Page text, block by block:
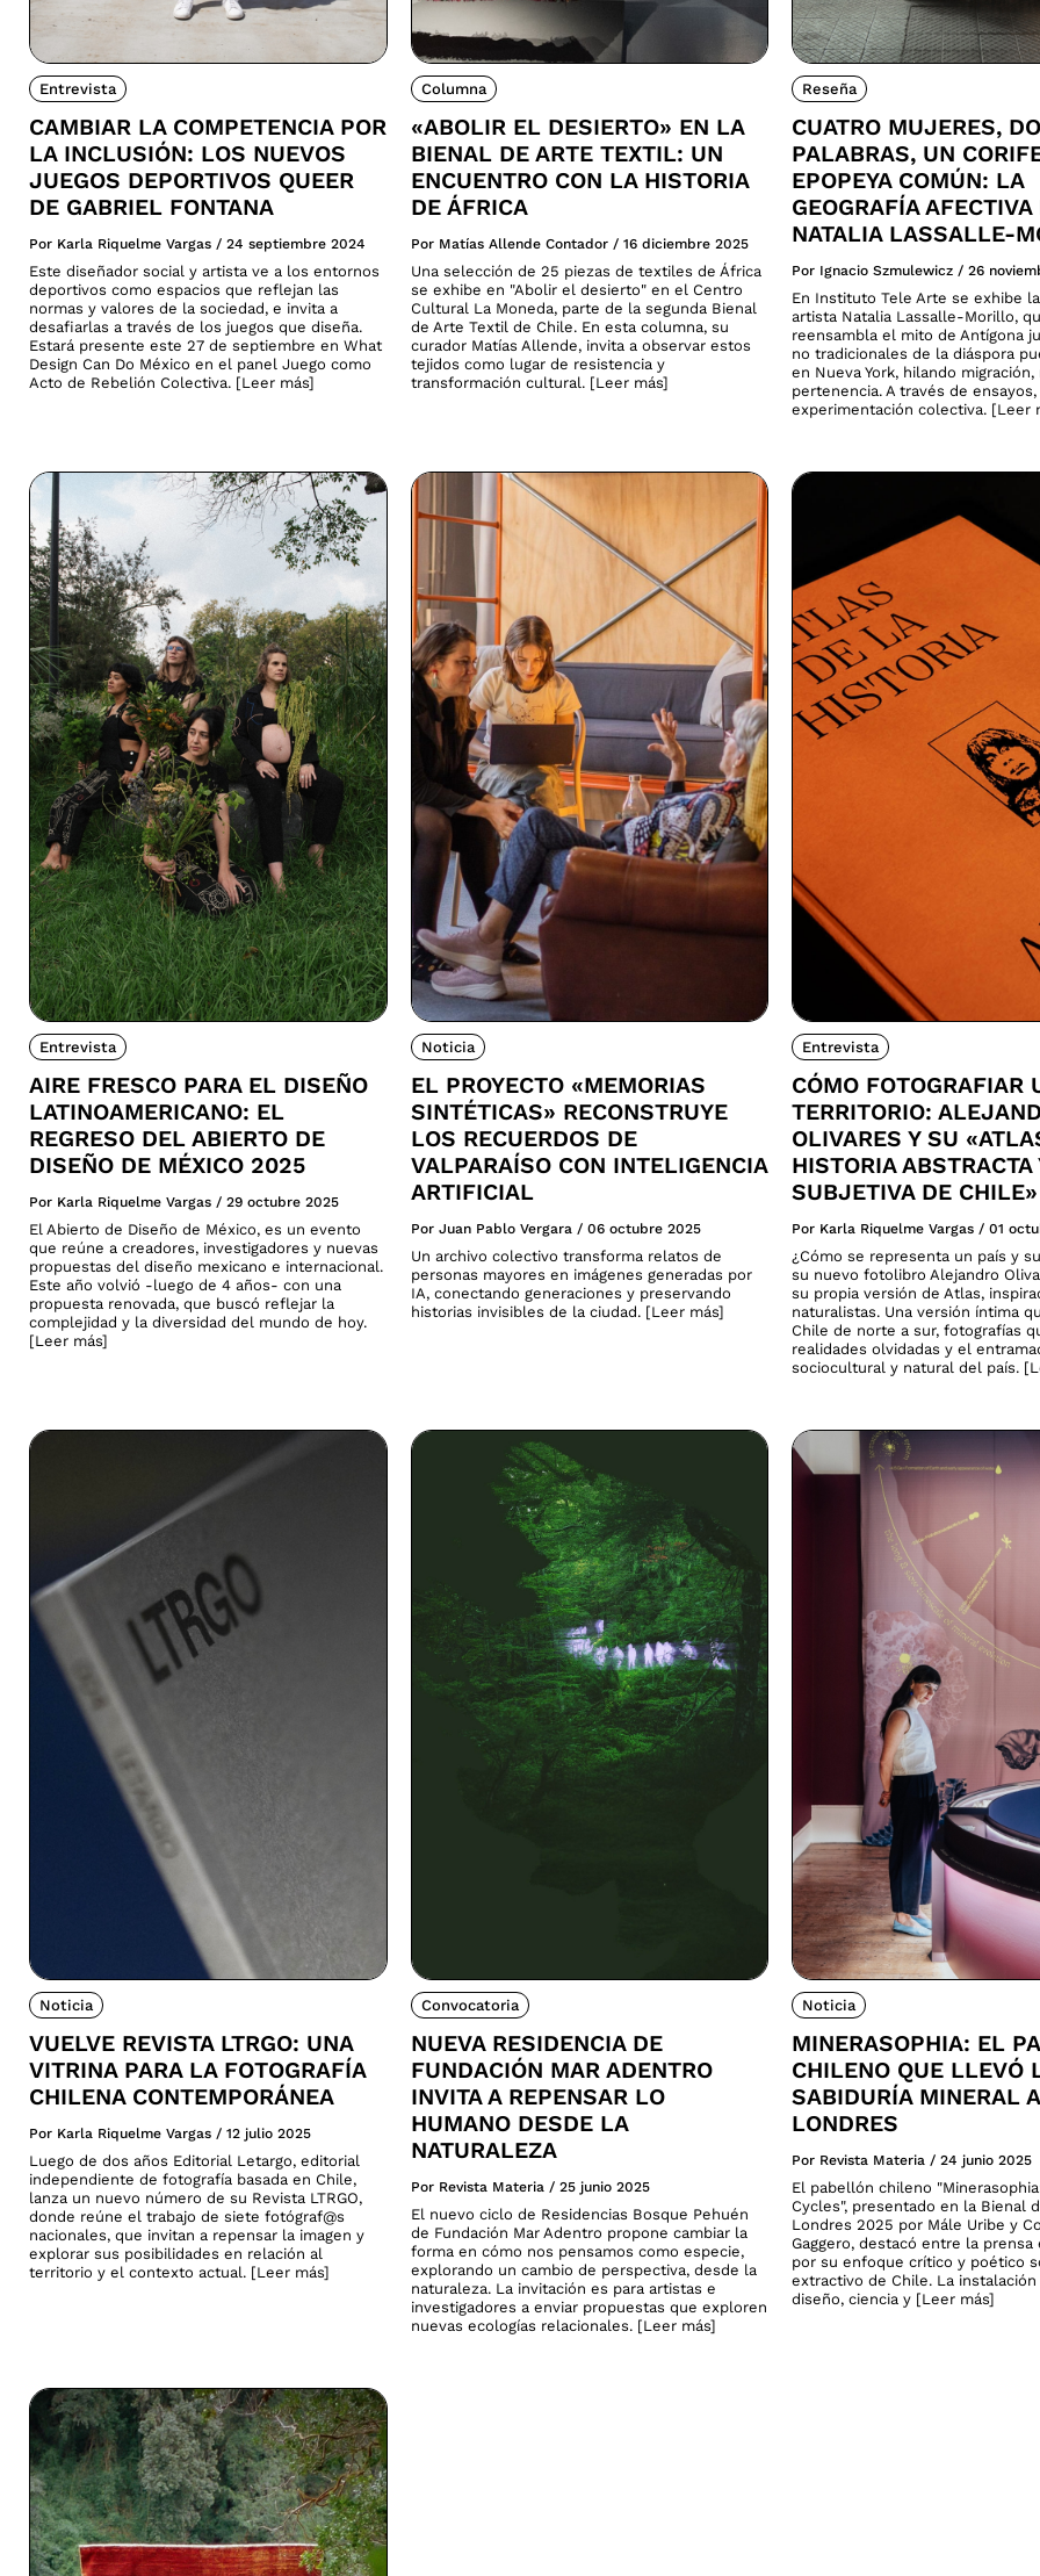
Entrevista
CAMBIAR LA COMPETENCIA POR
LA INCLUSIÓN: LOS NUEVOS
JUEGOS DEPORTIVOS QUEER
DE GABRIEL FONTANA
Por Karla Riquelme Vargas / 24 septiembre 2024
Este diseñador social y artista ve a los entornos
deportivos como espacios que reflejan las
normas y valores de la sociedad, e invita a
desafiarlas a través de los juegos que diseña.
Estará presente este 27 de septiembre en What
Design Can Do México en el panel Juego como
Acto de Rebelión Colectiva. [Leer más]
Columna
«ABOLIR EL DESIERTO» EN LA
BIENAL DE ARTE TEXTIL: UN
ENCUENTRO CON LA HISTORIA
DE ÁFRICA
Por Matías Allende Contador / 16 diciembre 2025
Una selección de 25 piezas de textiles de África
se exhibe en "Abolir el desierto" en el Centro
Cultural La Moneda, parte de la segunda Bienal
de Arte Textil de Chile. En esta columna, su
curador Matías Allende, invita a observar estos
tejidos como lugar de resistencia y
transformación cultural. [Leer más]
Reseña
CUATRO MUJERES,
PALABRAS, UN
EPOPEYA COMÚN: LA
GEOGRAFÍA AFECTIVA
NATALIA LASSALLE-
Por Ignacio Szmulewicz / 26
En Instituto Tele Arte se exhibe
artista Natalia Lassalle-Morillo,
reensambla el mito de Antígona
no tradicionales de la diáspora
en Nueva York, hilando
pertenencia. A través de
experimentación colectiva. [Leer
Entrevista
AIRE FRESCO PARA EL DISEÑO
LATINOAMERICANO: EL
REGRESO DEL ABIERTO DE
DISEÑO DE MÉXICO 2025
Por Karla Riquelme Vargas / 29 octubre 2025
El Abierto de Diseño de México, es un evento
que reúne a creadores, investigadores y nuevas
propuestas del diseño mexicano e internacional.
Este año volvió -luego de 4 años- con una
propuesta renovada, que buscó reflejar la
complejidad y la diversidad del mundo de hoy.
[Leer más]
Noticia
EL PROYECTO «MEMORIAS
SINTÉTICAS» RECONSTRUYE
LOS RECUERDOS DE
VALPARAÍSO CON INTELIGENCIA
ARTIFICIAL
Por Juan Pablo Vergara / 06 octubre 2025
Un archivo colectivo transforma relatos de
personas mayores en imágenes generadas por
IA, conectando generaciones y preservando
historias invisibles de la ciudad. [Leer más]
Entrevista
CÓMO FOTOGRAFIAR
TERRITORIO:
OLIVARES Y SU
HISTORIA ABSTRACTA
SUBJETIVA DE CHILE»
Por Karla Riquelme Vargas / 01
¿Cómo se representa un país y
su nuevo fotolibro Alejandro
su propia versión de Atlas,
naturalistas. Una versión íntima
Chile de norte a sur, fotografías
realidades olvidadas y el
sociocultural y natural del país.
Noticia
VUELVE REVISTA LTRGO: UNA
VITRINA PARA LA FOTOGRAFÍA
CHILENA CONTEMPORÁNEA
Por Karla Riquelme Vargas / 12 julio 2025
Luego de dos años Editorial Letargo, editorial
independiente de fotografía basada en Chile,
lanza un nuevo número de su Revista LTRGO,
donde reúne el trabajo de siete fotógraf@s
nacionales, que invitan a repensar la imagen y
explorar sus posibilidades en relación al
territorio y el contexto actual. [Leer más]
Convocatoria
NUEVA RESIDENCIA DE
FUNDACIÓN MAR ADENTRO
INVITA A REPENSAR LO
HUMANO DESDE LA
NATURALEZA
Por Revista Materia / 25 junio 2025
El nuevo ciclo de Residencias Bosque Pehuén
de Fundación Mar Adentro propone cambiar la
forma en cómo nos pensamos como especie,
explorando un cambio de perspectiva, desde la
naturaleza. La invitación es para artistas e
investigadores a enviar propuestas que exploren
nuevas ecologías relacionales. [Leer más]
Noticia
MINERASOPHIA: EL
CHILENO QUE LLEVÓ
SABIDURÍA MINERAL A
LONDRES
Por Revista Materia / 24 junio 2025
El pabellón chileno
Cycles", presentado en la Bienal
Londres 2025 por Mále Uribe y
Gaggero, destacó entre la prensa
por su enfoque crítico y poético
extractivo de Chile. La
diseño, ciencia y [Leer más]